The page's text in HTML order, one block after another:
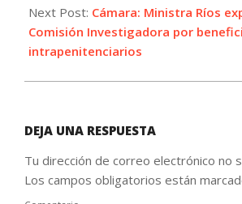
Next Post: Cámara: Ministra Ríos
Comisión Investigadora por
intrapenitenciarios
DEJA UNA RESPUESTA
Tu dirección de correo electrónico no
Los campos obligatorios están